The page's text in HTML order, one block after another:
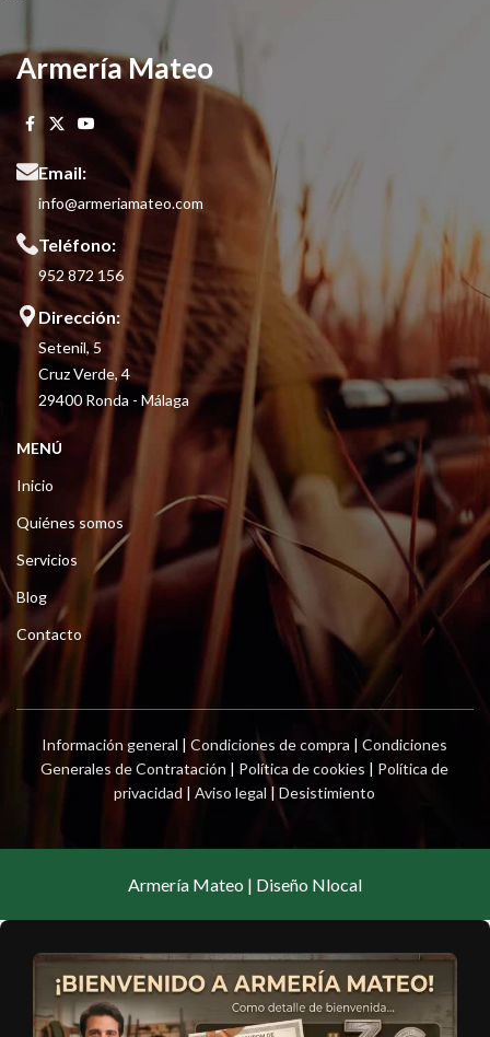
Armería Mateo
Email:
info@armeriamateo.com
Teléfono:
952 872 156
Dirección:
Setenil, 5
Cruz Verde, 4
29400 Ronda - Málaga
MENÚ
Inicio
Quiénes somos
Servicios
Blog
Contacto
Información general |Condiciones de compra |Condiciones
Generales de Contratación | Política de cookies | Política de
privacidad |Aviso legal |Desistimiento
Armería Mateo | Diseño Nlocal